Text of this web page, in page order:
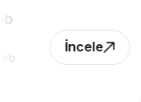
İncele